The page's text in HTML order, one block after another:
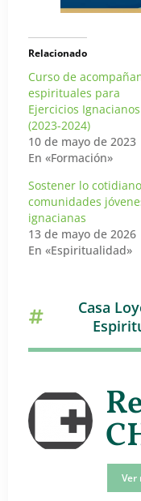
Relacionado
Curso de
espirituales para
Ejercicios Ignacianos
(2023-2024)
10 de mayo de 2023
En «Formación»
Sostener lo
comunidades
ignacianas
13 de mayo de 2026
En «Espiritualidad»
Casa
Ver